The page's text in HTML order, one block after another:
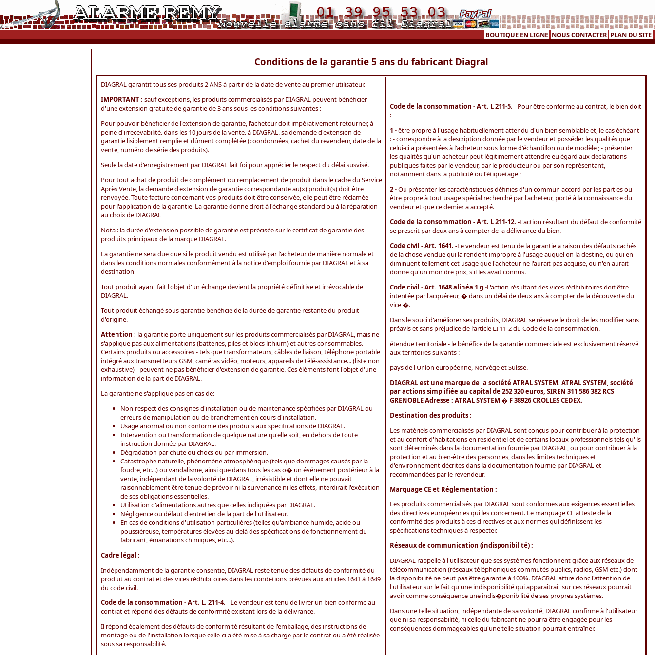
BOUTIQUE EN LIGNE NOUS CONTACTER PLAN DU SITE
Conditions de la garantie 5 ans du fabricant Diagral
DIAGRAL garantit tous ses produits 2 ANS à partir de la date de vente au premier utilisateur.
IMPORTANT : sauf exceptions, les produits commercialisés par DIAGRAL peuvent bénéficier
d'une extension gratuite de garantie de 3 ans sous les conditions suivantes :
Pour pouvoir bénéficier de l'extension de garantie, l'acheteur doit impérativement retourner, à
peine d'irrecevabilité, dans les 10 jours de la vente, à DIAGRAL, sa demande d'extension de
garantie lisiblement remplie et dûment complétée (coordonnées, cachet du revendeur, date de la
vente, numéro de série des produits).
Seule la date d'enregistrement par DIAGRAL fait foi pour apprécier le respect du délai susvisé.
Pour tout achat de produit de complément ou remplacement de produit dans le cadre du Service
Après Vente, la demande d'extension de garantie correspondante au(x) produit(s) doit être
renvoyée. Toute facture concernant vos produits doit être conservée, elle peut être réclamée
pour l'application de la garantie. La garantie donne droit à l'échange standard ou à la réparation
au choix de DIAGRAL
Nota : la durée d'extension possible de garantie est précisée sur le certificat de garantie des
produits principaux de la marque DIAGRAL.
La garantie ne sera due que si le produit vendu est utilisé par l'acheteur de manière normale et
dans les conditions normales conformément à la notice d'emploi fournie par DIAGRAL et à sa
destination.
Tout produit ayant fait l'objet d'un échange devient la propriété définitive et irrévocable de
DIAGRAL.
Tout produit échangé sous garantie bénéficie de la durée de garantie restante du produit
d'origine.
Attention : la garantie porte uniquement sur les produits commercialisés par DIAGRAL, mais ne
s'applique pas aux alimentations (batteries, piles et blocs lithium) et autres consommables.
Certains produits ou accessoires - tels que transformateurs, câbles de liaison, téléphone portable
intégré aux transmetteurs GSM, caméras vidéo, moteurs, appareils de télé-assistance... (liste non
exhaustive) - peuvent ne pas bénéficier d'extension de garantie. Ces éléments font l'objet d'une
information de la part de DIAGRAL.
La garantie ne s'applique pas en cas de:
Non-respect des consignes d'installation ou de maintenance spécifiées par DIAGRAL ou
erreurs de manipulation ou de branchement en cours d'installation.
Usage anormal ou non conforme des produits aux spécifications de DIAGRAL.
Intervention ou transformation de quelque nature qu'elle soit, en dehors de toute
instruction donnée par DIAGRAL.
Dégradation par chute ou chocs ou par immersion.
Catastrophe naturelle, phénomène atmosphérique (tels que dommages causés par la
foudre, etc...) ou vandalisme, ainsi que dans tous les cas o� un événement postérieur à la
vente, indépendant de la volonté de DIAGRAL, irrésistible et dont elle ne pouvait
raisonnablement être tenue de prévoir ni la survenance ni les effets, interdirait l'exécution
de ses obligations essentielles.
Utilisation d'alimentations autres que celles indiquées par DIAGRAL.
Négligence ou défaut d'entretien de la part de l'utilisateur.
En cas de conditions d'utilisation particulières (telles qu'ambiance humide, acide ou
poussiéreuse, températures élevées au-delà des spécifications de fonctionnement du
fabricant, émanations chimiques, etc...).
Cadre légal :
Indépendamment de la garantie consentie, DIAGRAL reste tenue des défauts de conformité du
produit au contrat et des vices rédhibitoires dans les condi-tions prévues aux articles 1641 à 1649
du code civil.
Code de la consommation - Art. L. 211-4. - Le vendeur est tenu de livrer un bien conforme au
contrat et répond des défauts de conformité existant lors de la délivrance.
Il répond également des défauts de conformité résultant de l'emballage, des instructions de
montage ou de l'installation lorsque celle-ci a été mise à sa charge par le contrat ou a été réalisée
sous sa responsabilité.
Code de la consommation - Art. L 211-5. - Pour être conforme au contrat, le bien doit
:
1 -être propre à l'usage habituellement attendu d'un bien semblable et, le cas échéant
: - correspondre à la description donnée par le vendeur et posséder les qualités que
celui-ci a présentées à l'acheteur sous forme d'échantillon ou de modèle ; - présenter
les qualités qu'un acheteur peut légitimement attendre eu égard aux déclarations
publiques faites par le vendeur, par le producteur ou par son représentant,
notamment dans la publicité ou l'étiquetage ;
2 -Ou présenter les caractéristiques définies d'un commun accord par les parties ou
être propre à tout usage spécial recherché par l'acheteur, porté à la connaissance du
vendeur et que ce demier a accepté.
Code de la consommation - Art. L 211-12. -L'action résultant du défaut de conformité
se prescrit par deux ans à compter de la délivrance du bien.
Code civil - Art. 1641. -Le vendeur est tenu de la garantie à raison des défauts cachés
de la chose vendue qui la rendent impropre à l'usage auquel on la destine, ou qui en
diminuent tellement cet usage que l'acheteur ne l'aurait pas acquise, ou n'en aurait
donné qu'un moindre prix, s'il les avait connus.
Code civil - Art. 1648 alinéa 1 g -L'action résultant des vices rédhibitoires doit être
intentée par l'acquéreur, � dans un délai de deux ans à compter de la découverte du
vice �.
Dans le souci d'améliorer ses produits, DIAGRAL se réserve le droit de les modifier sans
préavis et sans préjudice de l'article LI 11-2 du Code de la consommation.
étendue territoriale - le bénéfice de la garantie commerciale est exclusivement réservé
aux territoires suivants :
pays de l'Union européenne, Norvège et Suisse.
DIAGRAL est une marque de la société ATRAL SYSTEM. ATRAL SYSTEM, société
par actions simplifiée au capital de 252 320 euros, SIREN 311 586 382 RCS
GRENOBLE Adresse : ATRAL SYSTEM � F 38926 CROLLES CEDEX.
Destination des produits :
Les matériels commercialisés par DIAGRAL sont conçus pour contribuer à la protection
et au confort d'habitations en résidentiel et de certains locaux professionnels tels qu'ils
sont déterminés dans la documentation fournie par DIAGRAL, ou pour contribuer à la
protection et au bien-être des personnes, dans les limites techniques et
d'environnement décrites dans la documentation fournie par DIAGRAL et
recommandées par le revendeur.
Marquage CE et Réglementation :
Les produits commercialisés par DIAGRAL sont conformes aux exigences essentielles
des directives européennes qui les concernent. Le marquage CE atteste de la
conformité des produits à ces directives et aux normes qui définissent les
spécifications techniques à respecter.
Réseaux de communication (indisponibilité) :
DIAGRAL rappelle à l'utilisateur que ses systèmes fonctionnent grâce aux réseaux de
télécommunication (réseaux téléphoniques commutés publics, radios, GSM etc.) dont
la disponibilité ne peut pas être garantie à 100%. DIAGRAL attire donc l'attention de
l'utilisateur sur le fait qu'une indisponibilité qui apparaîtrait sur ces réseaux pourrait
avoir comme conséquence une indis�ponibilité de ses propres systèmes.
Dans une telle situation, indépendante de sa volonté, DIAGRAL confirme à l'utilisateur
que ni sa responsabilité, ni celle du fabricant ne pourra être engagée pour les
conséquences dommageables qu'une telle situation pourrait entraîner.